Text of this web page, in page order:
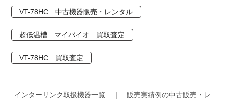
VT-78HC 中古機器販売・レンタル
超低温槽 マイバイオ 買取査定
VT-78HC 買取査定
インターリンク取扱機器一覧 ｜ 販売実績例の中古販売・レ